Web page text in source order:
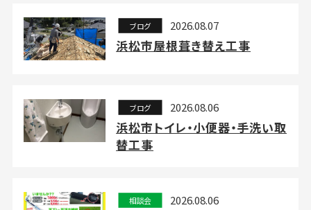
ブログ 2026.08.07
浜松市屋根葺き替え工事
ブログ 2026.08.06
浜松市トイレ・小便器・手洗い取
替工事
相談会 2026.08.06